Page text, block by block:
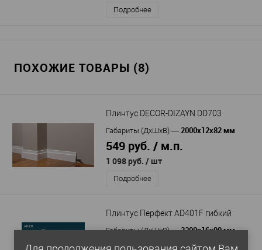
Подробнее
ПОХОЖИЕ ТОВАРЫ (8)
Плинтус DECOR-DIZAYN DD703
Габариты (ДхШхВ) — 2000х12х82 мм
549 руб. / м.п.
1 098 руб. / шт
Подробнее
Плинтус Перфект AD401F гибкий
Габариты (ДхШхВ)—2300x16x99 мм
2 163 руб. / м.п.